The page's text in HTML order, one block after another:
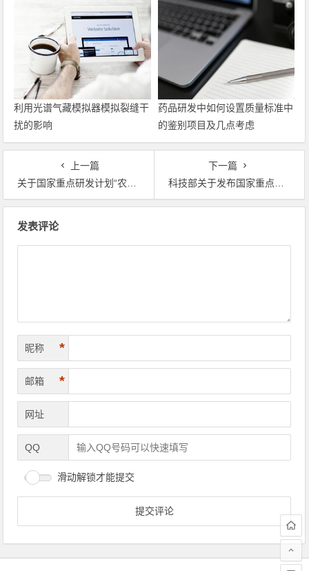
利用光谱气藏模拟器模拟裂缝干
扰的影响
药品研发中如何设置质量标准中
的鉴别项目及几点考虑
上一篇
关于国家重点研发计划“农业生物种质资源挖掘与创新利用”重点专项2021年度常规项目和青年科学家项目安排公示的通知
下一篇
科技部关于发布国家重点研发计划 “长江黄河等重点流域水资源与水环境综合治理”重点专项 2021年度第二批项目申报指南的通知
发表评论
昵称 *
邮箱 *
网址
QQ
滑动解锁才能提交